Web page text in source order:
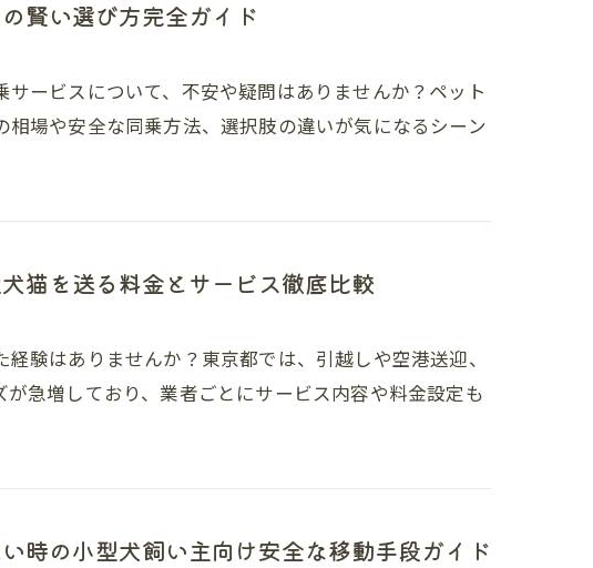
賢い選び方完全ガイド
ービスについて、不安や疑問はありませんか？ペット
場や安全な同乗方法、選択肢の違いが気になるシーン
猫を送る料金とサービス徹底比較
験はありませんか？東京都では、引越しや空港送迎、
急増しており、業者ごとにサービス内容や料金設定も
時の小型犬飼い主向け安全な移動手段ガイド